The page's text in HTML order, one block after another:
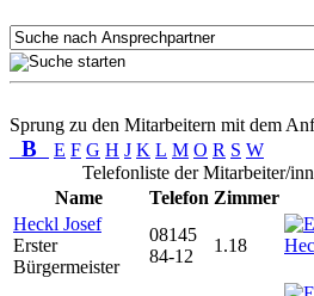
Sprung zu den Mitarbeitern mit dem
B E F G H J K L M O R S W
Telefonliste der Mitarbeiter/
Name
Telefon Zimmer
Heckl Josef
Erster
Bürgermeister
08145
84-12
1.18